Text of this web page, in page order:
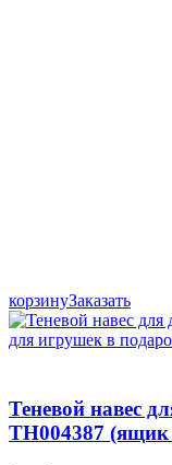
корзинуЗаказать
Теневой навес
ТН004387 (ящик